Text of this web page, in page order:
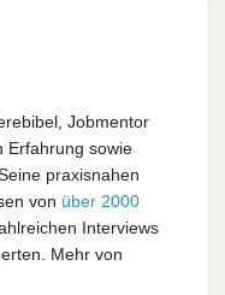
Jobmentor
Erfahrung sowie
praxisnahen
von über 2000
Interviews
Mehr von